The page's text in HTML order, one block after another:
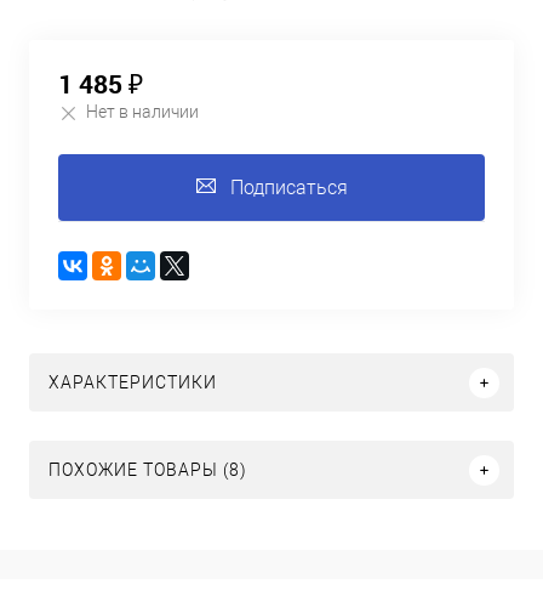
1 485 ₽
Нет в наличии
Подписаться
ХАРАКТЕРИСТИКИ
ПОХОЖИЕ ТОВАРЫ (8)